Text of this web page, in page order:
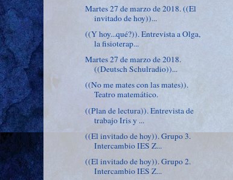
Martes 27 de marzo de 2018. ((El
invitado de hoy))...
((Y hoy...qué?)). Entrevista a Olga,
la fisioterap...
Martes 27 de marzo de 2018.
((Deutsch Schulradio))...
((No me mates con las mates)).
Teatro matemático.
((Plan de lectura)). Entrevista de
trabajo Iris y ...
((El invitado de hoy)). Grupo 3.
Intercambio IES Z...
((El invitado de hoy)). Grupo 2.
Intercambio IES Z...